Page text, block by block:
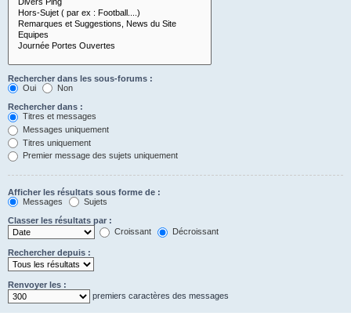
Rechercher dans les sous-forums :
Oui
Non
Rechercher dans :
Titres et messages
Messages uniquement
Titres uniquement
Premier message des sujets uniquement
Afficher les résultats sous forme de :
Messages
Sujets
Classer les résultats par :
Croissant
Décroissant
Rechercher depuis :
Renvoyer les :
premiers caractères des messages